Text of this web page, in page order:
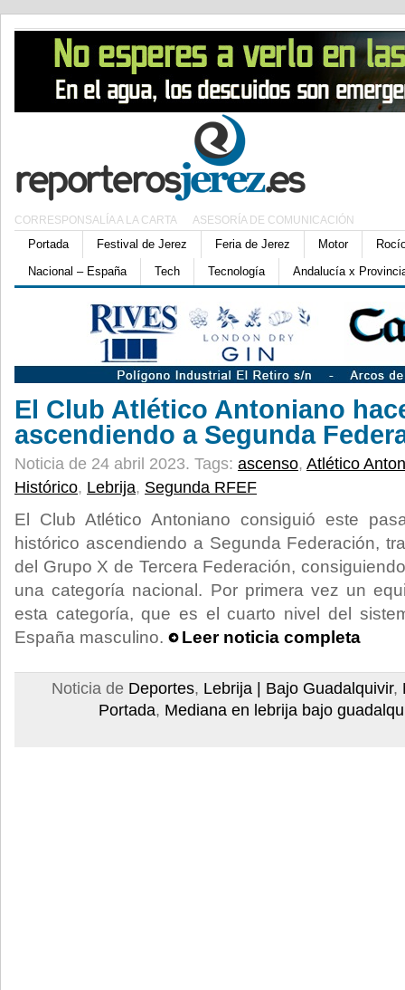
CORRESPONSALÍA A LA CARTA ASESORÍA DE COMUNICACIÓN
Portada Festival de Jerez Feria de Jerez Motor
Nacional – España
Tech Tecnología Andalucía x
El Club Atlético Antoniano
ascendiendo a Segunda
Noticia de 24 abril 2023. Tags: ascenso, Atlético
Histórico, Lebrija, Segunda RFEF
El Club Atlético Antoniano consiguió este
histórico ascendiendo a Segunda Federación,
del Grupo X de Tercera Federación,
una categoría nacional. Por primera vez un
esta categoría, que es el cuarto nivel del
España masculino.
Leer noticia completa
Noticia de Deportes, Lebrija | Bajo Guadalquivir,
Portada, Mediana en lebrija bajo